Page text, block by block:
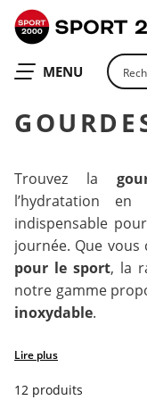
OUVRIR LE
MENU
Trouvez la
l’hydratation en
indispensable
journée. Que vous
pour le sport, la
notre gamme
inoxydable.
Nosgourdes
Lire plus
12 produits